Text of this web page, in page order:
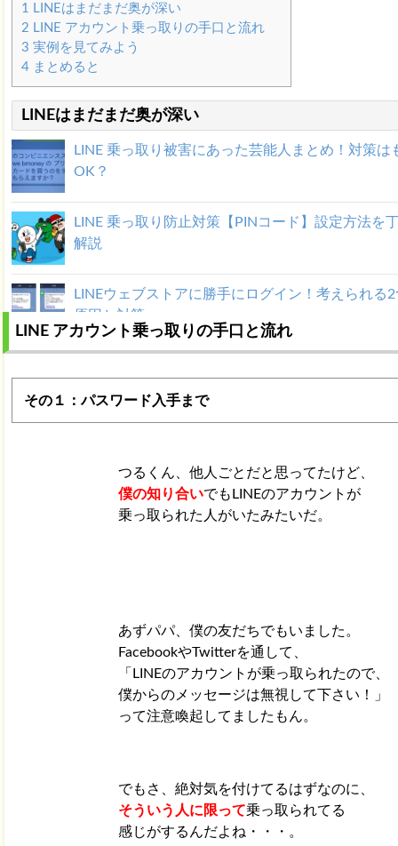
1
LINEはまだまだ奥が深い
2 LINE アカウント乗っ取りの手口と流れ
3 実例を見てみよう
4まとめると
LINEはまだまだ奥が深い
LINE 乗っ取り被害にあった芸能人まとめ！対策は
OK？
LINE 乗っ取り防止対策【PINコード】設定方法を
解説
LINEウェブストアに勝手にログイン！考えられる
原因と対策
LINE アカウント乗っ取りの手口と流れ
その１：パスワード入手まで
つるくん、他人ごとだと思ってたけど、
僕の知り合いでもLINEのアカウントが
乗っ取られた人がいたみたいだ。
あずパパ、僕の友だちでもいました。
FacebookやTwitterを通して、
「LINEのアカウントが乗っ取られたので、
僕からのメッセージは無視して下さい！」
って注意喚起してましたもん。
でもさ、絶対気を付けてるはずなのに、
そういう人に限って乗っ取られてる
感じがするんだよね・・・。